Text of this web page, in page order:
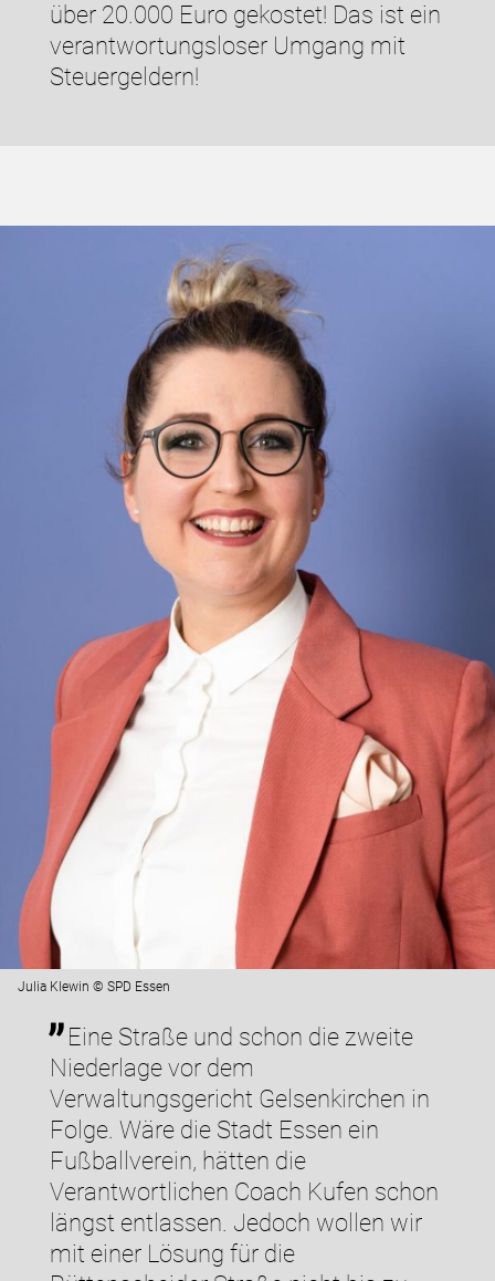
über 20.000 Euro gekostet! Das ist ein
verantwortungsloser Umgang mit
Steuergeldern!
Julia Klewin © SPD Essen
Eine Straße und schon die zweite
Niederlage vor dem
Verwaltungsgericht Gelsenkirchen in
Folge. Wäre die Stadt Essen ein
Fußballverein, hätten die
Verantwortlichen Coach Kufen schon
längst entlassen. Jedoch wollen wir
mit einer Lösung für die